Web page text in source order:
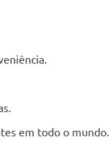
em todo o mundo.